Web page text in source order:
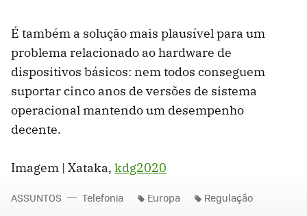
É também a solução mais plausível para um
problema relacionado ao hardware de
dispositivos básicos: nem todos conseguem
suportar cinco anos de versões de sistema
operacional mantendo um desempenho
decente.
Imagem | Xataka, kdg2020
ASSUNTOS Telefonia Europa Regulação